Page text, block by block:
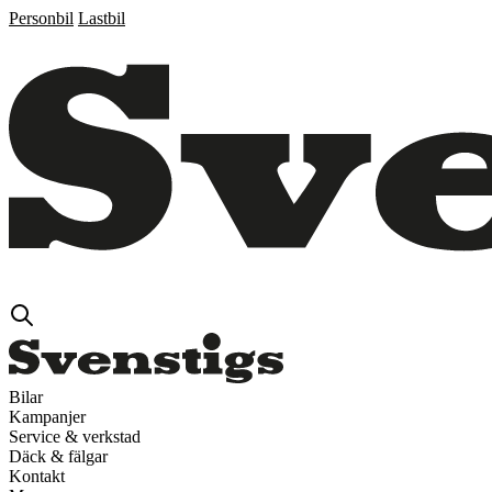
Personbil Lastbil
Bilar
Kampanjer
Service & verkstad
Däck & fälgar
Kontakt